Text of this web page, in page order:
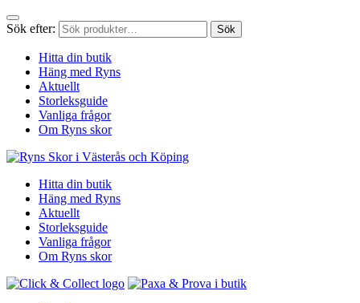
Sök efter: Sök
Hitta din butik
Häng med Ryns
Aktuellt
Storleksguide
Vanliga frågor
Om Ryns skor
Hitta din butik
Häng med Ryns
Aktuellt
Storleksguide
Vanliga frågor
Om Ryns skor